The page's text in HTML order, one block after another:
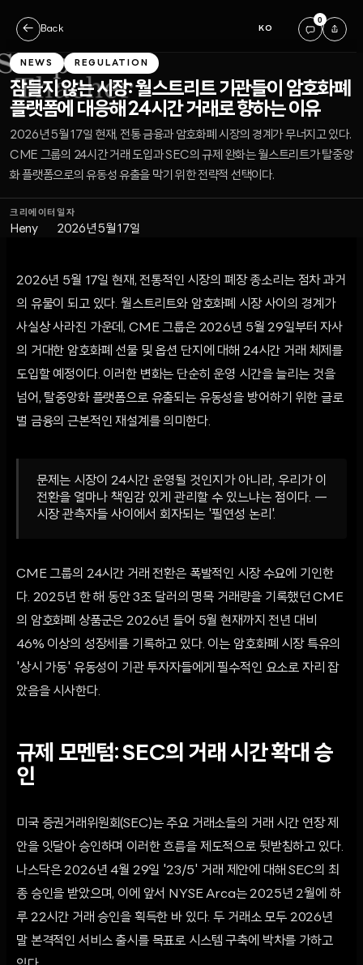
← Back KO
0
NEWS REGULATION
잠들지 않는 시장: 월스트리트 기관들이 암호화폐
플랫폼에 대응해 24시간 거래로 향하는 이유
2026년 5월 17일 현재, 전통 금융과 암호화폐 시장의 경계가 무너지고 있다.
CME 그룹의 24시간 거래 도입과 SEC의 규제 완화는 월스트리트가 탈중앙
화 플랫폼으로의 유동성 유출을 막기 위한 전략적 선택이다.
크리에이터
Heny
일자
2026년 5월 17일
2026년 5월 17일 현재, 전통적인 시장의 폐장 종소리는 점차 과거
의 유물이 되고 있다. 월스트리트와 암호화폐 시장 사이의 경계가
사실상 사라진 가운데, CME 그룹은 2026년 5월 29일부터 자사
의 거대한 암호화폐 선물 및 옵션 단지에 대해 24시간 거래 체제를
도입할 예정이다. 이러한 변화는 단순히 운영 시간을 늘리는 것을
넘어, 탈중앙화 플랫폼으로 유출되는 유동성을 방어하기 위한 글로
벌 금융의 근본적인 재설계를 의미한다.
문제는 시장이 24시간 운영될 것인지가 아니라, 우리가 이
전환을 얼마나 책임감 있게 관리할 수 있느냐는 점이다. —
시장 관측자들 사이에서 회자되는 '필연성 논리'.
CME 그룹의 24시간 거래 전환은 폭발적인 시장 수요에 기인한
다. 2025년 한 해 동안 3조 달러의 명목 거래량을 기록했던 CME
의 암호화폐 상품군은 2026년 들어 5월 현재까지 전년 대비
46% 이상의 성장세를 기록하고 있다. 이는 암호화폐 시장 특유의
'상시 가동' 유동성이 기관 투자자들에게 필수적인 요소로 자리 잡
았음을 시사한다.
규제 모멘텀: SEC의 거래 시간 확대 승
인
미국 증권거래위원회(SEC)는 주요 거래소들의 거래 시간 연장 제
안을 잇달아 승인하며 이러한 흐름을 제도적으로 뒷받침하고 있다.
나스닥은 2026년 4월 29일 '23/5' 거래 제안에 대해 SEC의 최
종 승인을 받았으며, 이에 앞서 NYSE Arca는 2025년 2월에 하
루 22시간 거래 승인을 획득한 바 있다. 두 거래소 모두 2026년
말 본격적인 서비스 출시를 목표로 시스템 구축에 박차를 가하고